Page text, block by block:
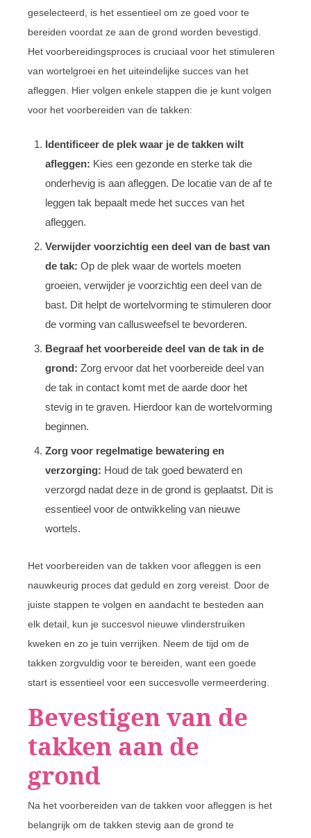
geselecteerd, is het essentieel om ze goed voor te
bereiden voordat ze aan de grond worden bevestigd.
Het voorbereidingsproces is cruciaal voor het stimuleren
van wortelgroei en het uiteindelijke succes van het
afleggen. Hier volgen enkele stappen die je kunt volgen
voor het voorbereiden van de takken:
Identificeer de plek waar je de takken wilt
afleggen: Kies een gezonde en sterke tak die
onderhevig is aan afleggen. De locatie van de af te
leggen tak bepaalt mede het succes van het
afleggen.
Verwijder voorzichtig een deel van de bast van
de tak: Op de plek waar de wortels moeten
groeien, verwijder je voorzichtig een deel van de
bast. Dit helpt de wortelvorming te stimuleren door
de vorming van callusweefsel te bevorderen.
Begraaf het voorbereide deel van de tak in de
grond: Zorg ervoor dat het voorbereide deel van
de tak in contact komt met de aarde door het
stevig in te graven. Hierdoor kan de wortelvorming
beginnen.
Zorg voor regelmatige bewatering en
verzorging: Houd de tak goed bewaterd en
verzorgd nadat deze in de grond is geplaatst. Dit is
essentieel voor de ontwikkeling van nieuwe
wortels.
Het voorbereiden van de takken voor afleggen is een
nauwkeurig proces dat geduld en zorg vereist. Door de
juiste stappen te volgen en aandacht te besteden aan
elk detail, kun je succesvol nieuwe vlinderstruiken
kweken en zo je tuin verrijken. Neem de tijd om de
takken zorgvuldig voor te bereiden, want een goede
start is essentieel voor een succesvolle vermeerdering.
Bevestigen van de
takken aan de
grond
Na het voorbereiden van de takken voor afleggen is het
belangrijk om de takken stevig aan de grond te